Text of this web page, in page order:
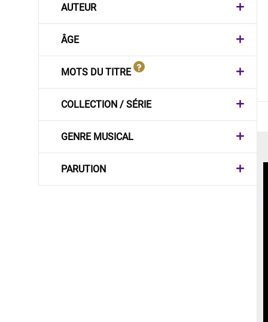
AUTEUR
ÂGE
MOTS DU TITRE
COLLECTION / SÉRIE
GENRE MUSICAL
PARUTION